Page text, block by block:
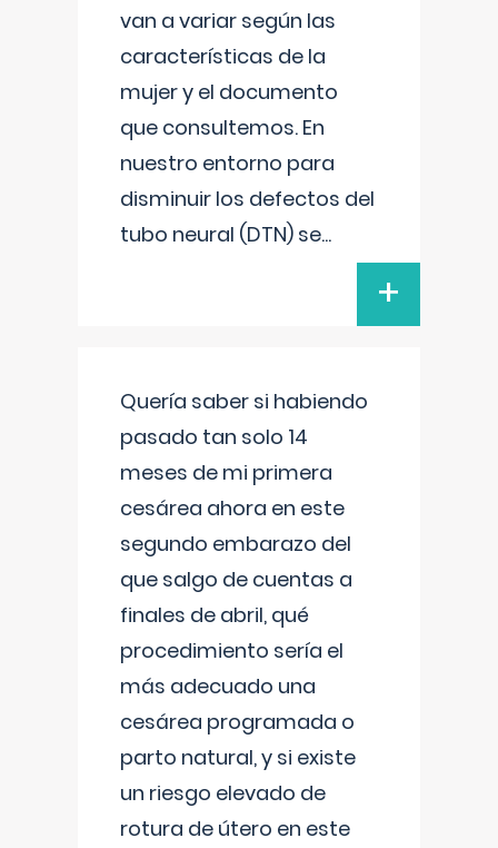
van a variar según las
características de la
mujer y el documento
que consultemos. En
nuestro entorno para
disminuir los defectos del
tubo neural (DTN) se...
+
Quería saber si habiendo
pasado tan solo 14
meses de mi primera
cesárea ahora en este
segundo embarazo del
que salgo de cuentas a
finales de abril, qué
procedimiento sería el
más adecuado una
cesárea programada o
parto natural, y si existe
un riesgo elevado de
rotura de útero en este